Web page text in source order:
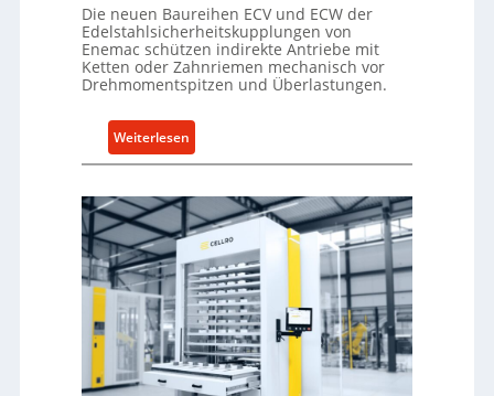
Die neuen Baureihen ECV und ECW der
Edelstahlsicherheitskupplungen von
Enemac schützen indirekte Antriebe mit
Ketten oder Zahnriemen mechanisch vor
Drehmomentspitzen und Überlastungen.
Weiterlesen:
M
c
h
n
i
s
c
h
e